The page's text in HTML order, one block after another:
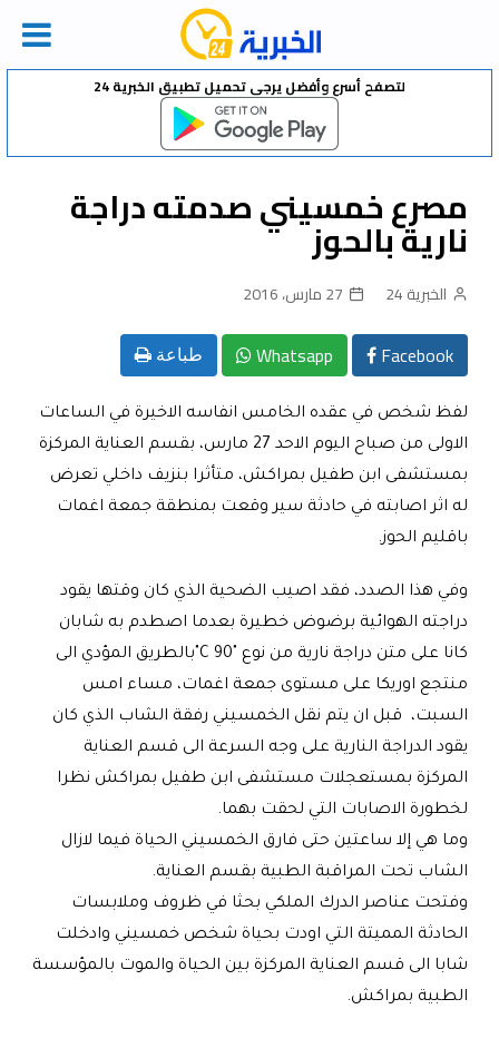
Skip
لتصفح أسرع وأفضل يرجى تحميل تطبيق الخبرية 24
مصرع خمسيني صدمته دراجة
نارية بالحوز
الخبرية 24 27 مارس، 2016
Facebook
Whatsapp طباعة
لفظ شخص في عقده الخامس انفاسه الاخيرة في الساعات
الاولى من صباح اليوم الاحد 27 مارس، بقسم العناية المركزة
بمستشفى ابن طفيل بمراكش، متأثرا بنزيف داخلي تعرض
له اثر اصابته في حادثة سير وقعت بمنطقة جمعة اغمات
باقليم الحوز.
وفي هذا الصدد، فقد اصيب الضحية الذي كان وقتها يقود
دراجته الهوائية برضوض خطيرة بعدما اصطدم به شابان
كانا على متن دراجة نارية من نوع "C 90" بالطريق المؤدي الى
منتجع اوريكا على مستوى جمعة اغمات، مساء امس
السبت، قبل ان يتم نقل الخمسيني رفقة الشاب الذي كان
يقود الدراجة النارية على وجه السرعة الى قسم العناية
المركزة بمستعجلات مستشفى ابن طفيل بمراكش نظرا
لخطورة الاصابات التي لحقت بهما.
وما هي إلا ساعتين حتى فارق الخمسيني الحياة فيما لازال
الشاب تحت المراقبة الطبية بقسم العناية.
وفتحت عناصر الدرك الملكي بحثا في ظروف وملابسات
الحادثة المميتة التي اودت بحياة شخص خمسيني وادخلت
شابا الى قسم العناية المركزة بين الحياة والموت بالمؤسسة
الطبية بمراكش.